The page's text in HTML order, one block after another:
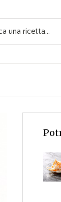
Super Alimenti
Ricette